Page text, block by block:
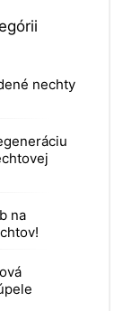
nechty
na